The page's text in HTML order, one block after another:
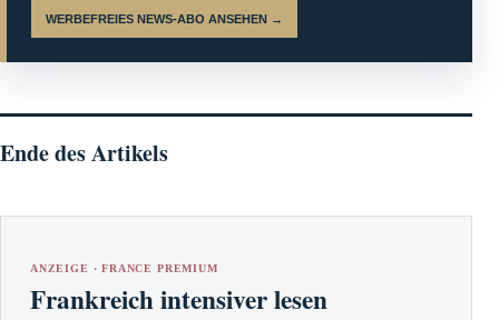
WERBEFREIES NEWS-ABO ANSEHEN →
Ende des Artikels
ANZEIGE · FRANCE PREMIUM
Frankreich intensiver lesen